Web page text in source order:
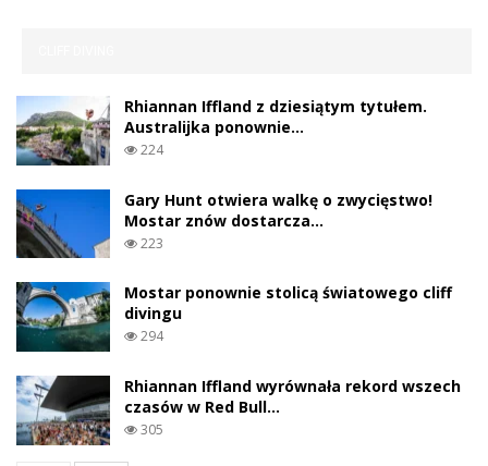
Rhiannan Iffland z dziesiątym tytułem.
Australijka ponownie…
224
Gary Hunt otwiera walkę o zwycięstwo!
Mostar znów dostarcza…
223
Mostar ponownie stolicą światowego cliff
divingu
294
Rhiannan Iffland wyrównała rekord wszech
czasów w Red Bull…
305